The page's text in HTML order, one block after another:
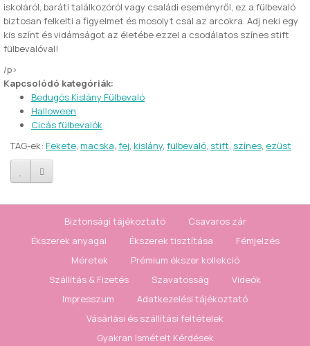
iskoláról, baráti találkozóról vagy családi eseményről, ez a fülbevaló
biztosan felkelti a figyelmet és mosolyt csal az arcokra. Adj neki egy
kis színt és vidámságot az életébe ezzel a csodálatos színes stift
fülbevalóval!
/p>
Kapcsolódó kategóriák:
Bedugós Kislány Fülbevaló
Halloween
Cicás fülbevalók
TAG-ek: Fekete, macska, fej, kislány, fülbevaló, stift, színes, ezüst
Biztonsági tájékoztató
Csavaros zár
Ékszerek anyagai
Ékszerek tisztítása
Fémjelzés
Méretek
Prémium ékszer kollekció
Szállítás & Fizetés
Szavatosság
Videók
Impresszum
Adatkezelési tájékoztató
Vásárlási és szállítási feltételek
Gyakran Ismételt Kérdések